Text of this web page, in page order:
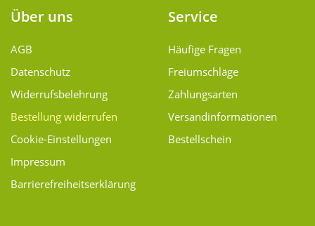
Über uns
AGB
Datenschutz
Widerrufsbelehrung
Bestellung widerrufen
Cookie-Einstellungen
Impressum
Barrierefreiheitserklärung
Service
Häufige Fragen
Freiumschläge
Zahlungsarten
Versand­informationen
Bestellschein